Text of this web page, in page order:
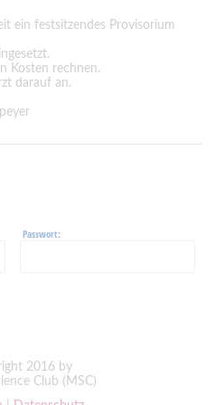
ein festsitzendes Provisorium
Kosten rechnen.
darauf an.
Passwort:
2016 by
Club (MSC)